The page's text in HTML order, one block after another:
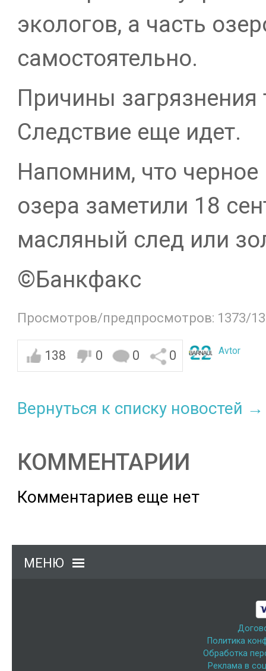
экологов, а часть
самостоятельно.
Причины загрязнения
Следствие еще идет.
Напомним, что черное
озера заметили 18
масляный след или
©Банкфакс
Просмотров/предпросмотров: 1373/
138 0 0 0 Avtor
Вернуться к списку новостей →
КОММЕНТАРИИ
Комментариев еще нет
МЕНЮ
Политика
Обработка
Реклама в